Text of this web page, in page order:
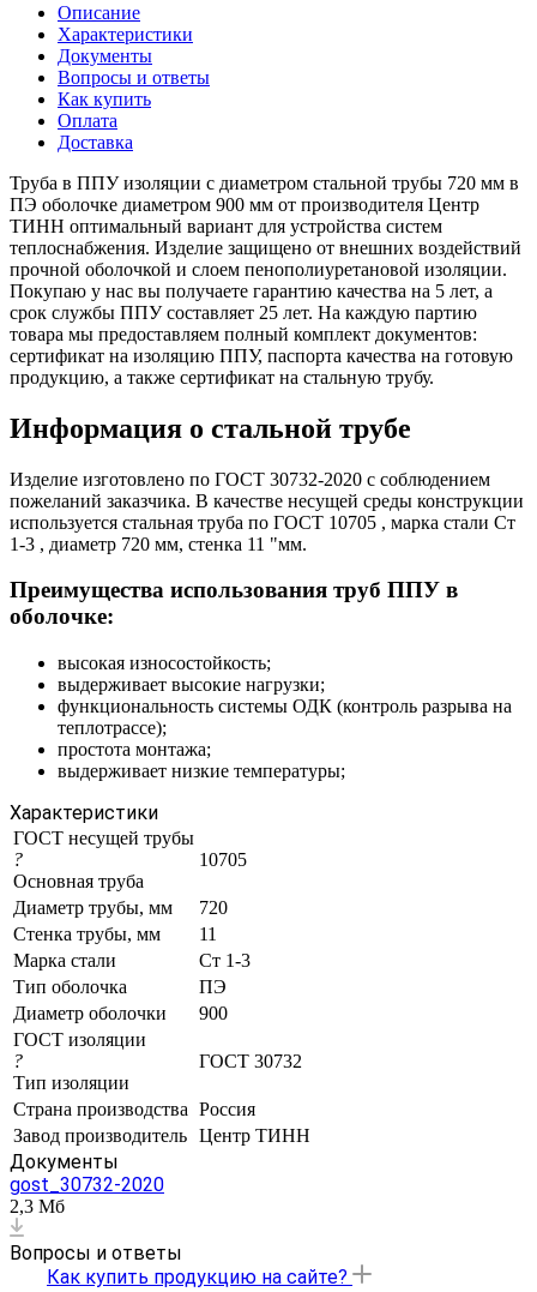
Описание
Характеристики
Документы
Вопросы и ответы
Как купить
Оплата
Доставка
Труба в ППУ изоляции с диаметром стальной трубы 720 мм в
ПЭ оболочке диаметром 900 мм от производителя Центр
ТИНН оптимальный вариант для устройства систем
теплоснабжения. Изделие защищено от внешних воздействий
прочной оболочкой и слоем пенополиуретановой изоляции.
Покупаю у нас вы получаете гарантию качества на 5 лет, а
срок службы ППУ составляет 25 лет. На каждую партию
товара мы предоставляем полный комплект документов:
сертификат на изоляцию ППУ, паспорта качества на готовую
продукцию, а также сертификат на стальную трубу.
Информация о стальной трубе
Изделие изготовлено по ГОСТ 30732-2020 с соблюдением
пожеланий заказчика. В качестве несущей среды конструкции
используется стальная труба по ГОСТ 10705 , марка стали Ст
1-3 , диаметр 720 мм, стенка 11 "мм.
Преимущества использования труб ППУ в
оболочке:
высокая износостойкость;
выдерживает высокие нагрузки;
функциональность системы ОДК (контроль разрыва на
теплотрассе);
простота монтажа;
выдерживает низкие температуры;
Характеристики
ГОСТ несущей трубы
?
Основная труба
10705
Диаметр трубы, мм
720
Стенка трубы, мм
11
Марка стали
Ст 1-3
Тип оболочка
ПЭ
Диаметр оболочки
900
ГОСТ изоляции
?
Тип изоляции
ГОСТ 30732
Страна производства Россия
Завод производитель Центр ТИНН
Документы
gost_30732-2020
2,3 Мб
Вопросы и ответы
Как купить продукцию на сайте?